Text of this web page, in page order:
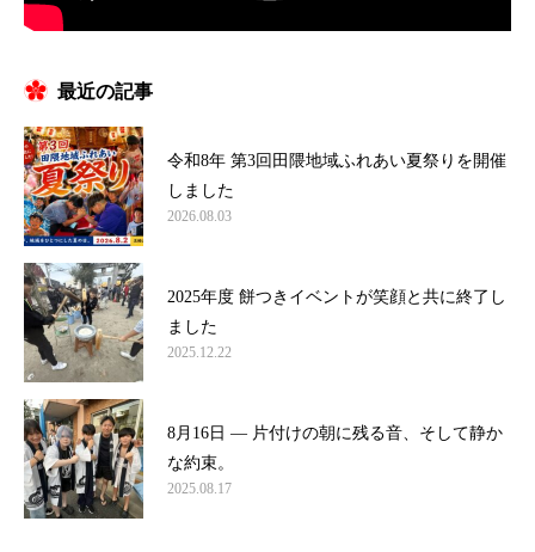
最近の記事
令和8年 第3回田隈地域ふれあい夏祭りを開催
しました
2026.08.03
2025年度 餅つきイベントが笑顔と共に終了し
ました
2025.12.22
8月16日 ― 片付けの朝に残る音、そして静か
な約束。
2025.08.17